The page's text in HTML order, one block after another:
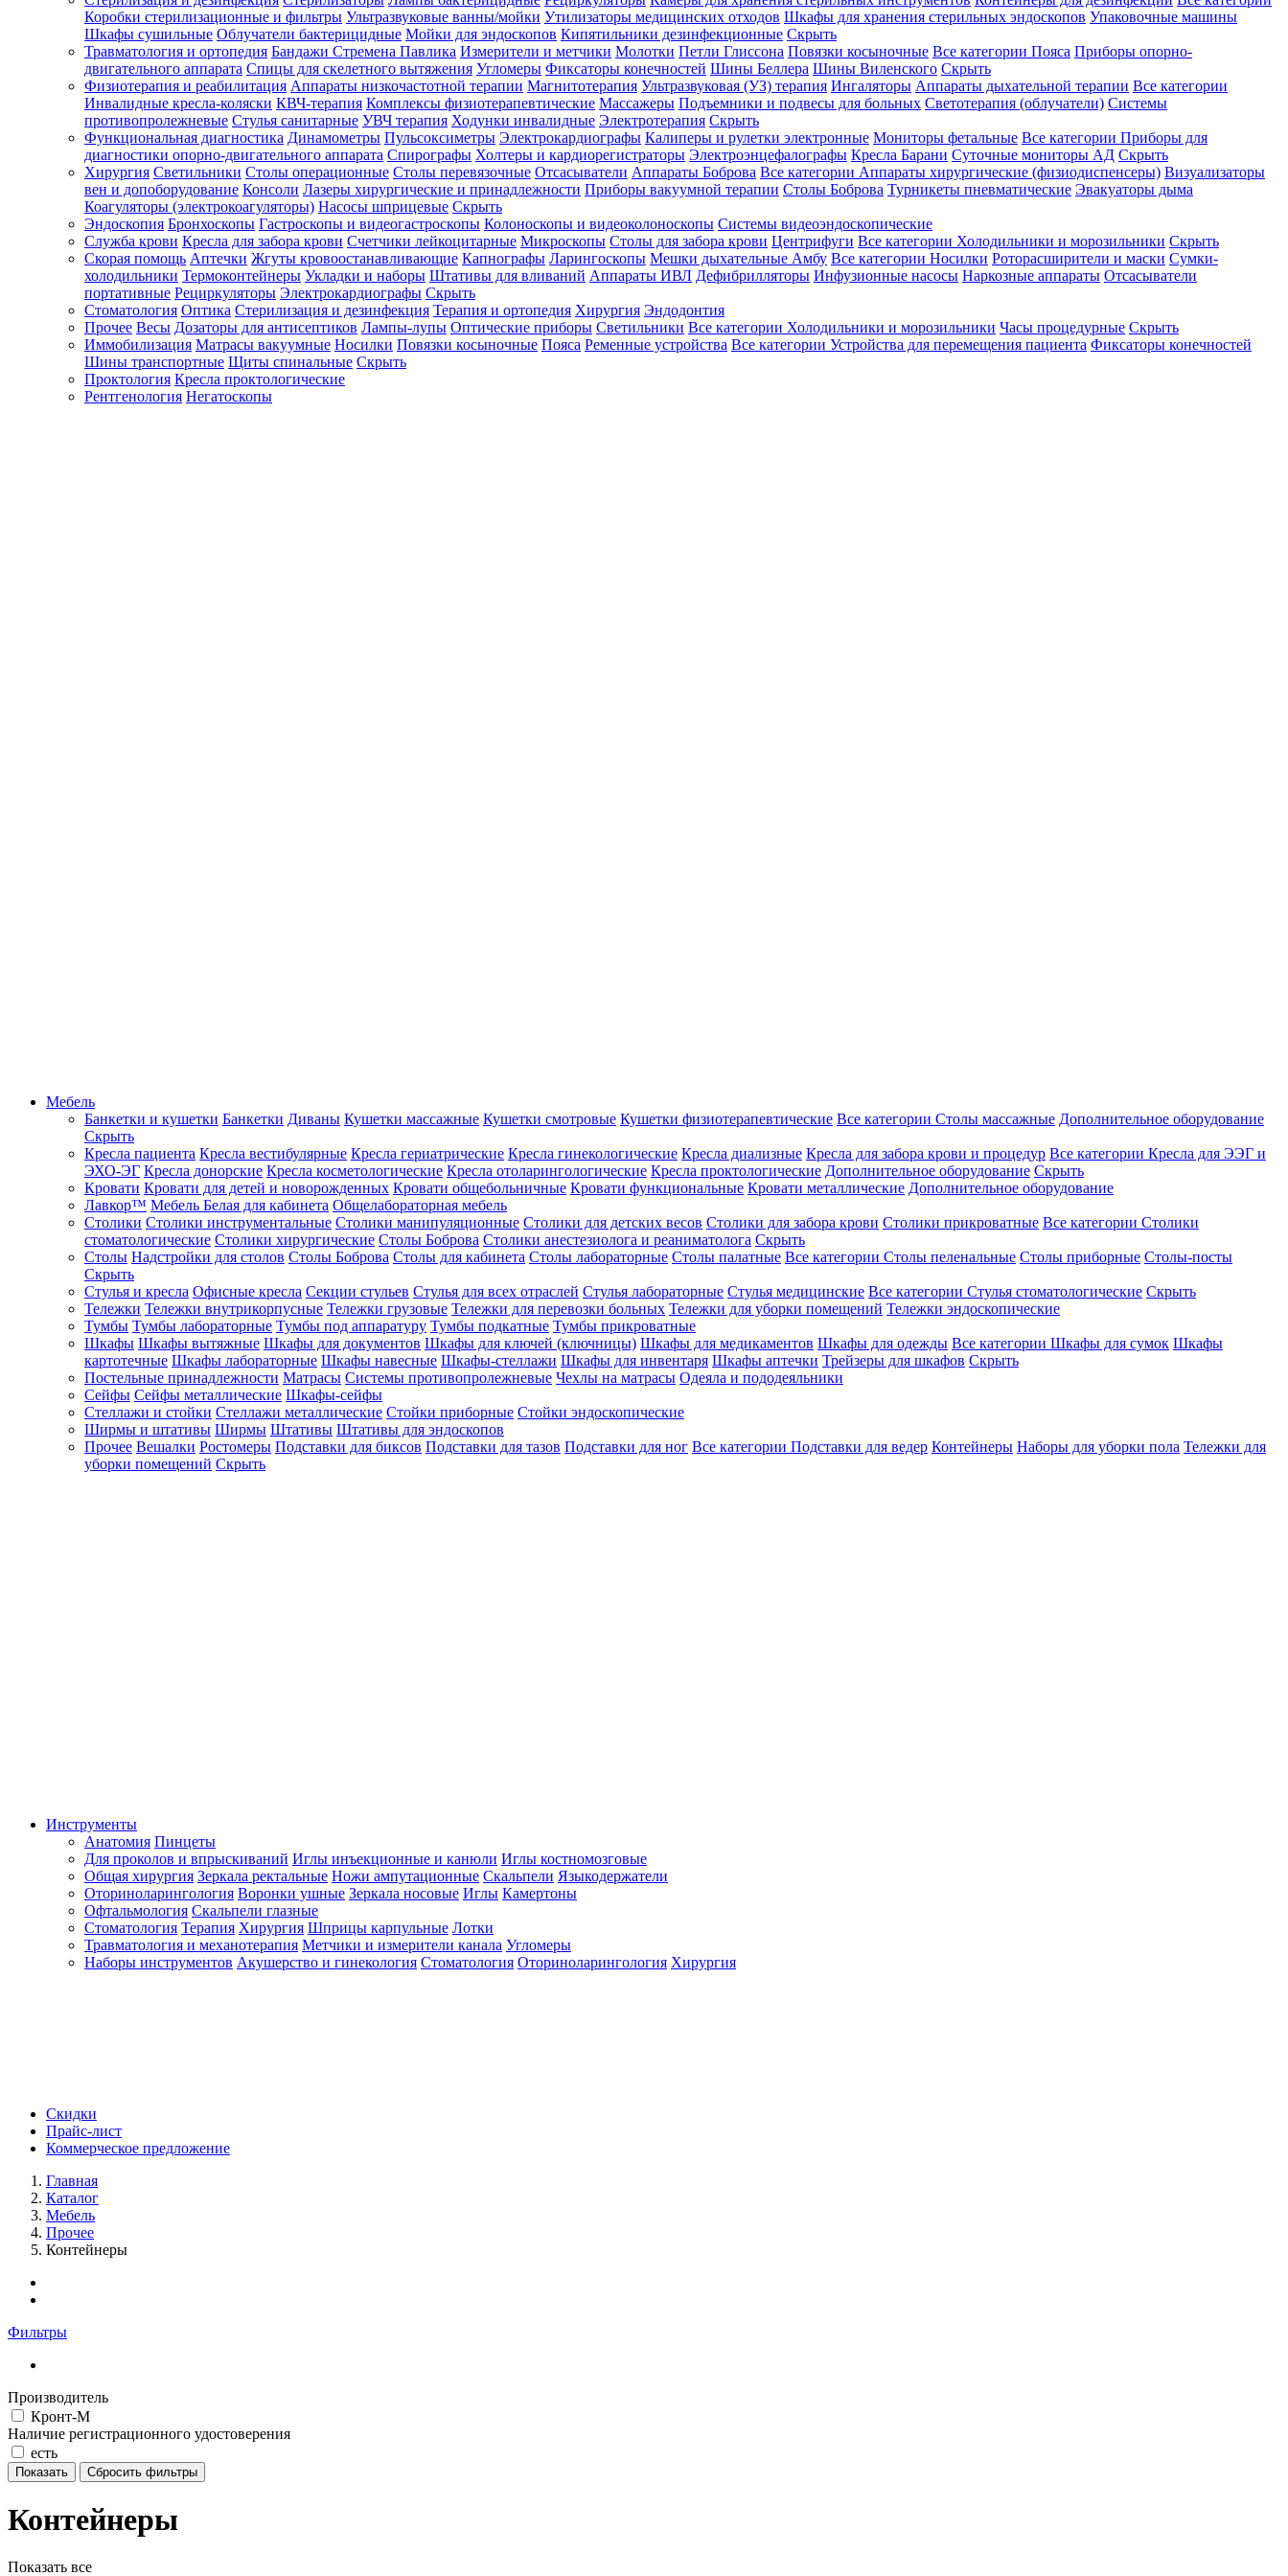
Зарегистрироваться
Зачем
регистрироваться?
Все
покупки
в
одном
месте
Личный
менеджер
Отслеживание
статуса
заказа
Коробки стерилизационные и фильтры Ультразвуковые ванны/мойки Утилизаторы медицинских отходов Шкафы для хранения стерильных эндоскопов Упаковочные машины
Шкафы сушильные Облучатели бактерицидные Мойки для эндоскопов Кипятильники дезинфекционные Скрыть
Травматология и ортопедия Бандажи Стремена Павлика Измерители и метчики Молотки Петли Глиссона Повязки косыночные Все категории Пояса Приборы опорно-
двигательного аппарата Спицы для скелетного вытяжения Угломеры Фиксаторы конечностей Шины Беллера Шины Виленского Скрыть
Физиотерапия и реабилитация Аппараты низкочастотной терапии Магнитотерапия Ультразвуковая (УЗ) терапия Ингаляторы Аппараты дыхательной терапии Все категории
Инвалидные кресла-коляски КВЧ-терапия Комплексы физиотерапевтические Массажеры Подъемники и подвесы для больных Светотерапия (облучатели) Системы
противопролежневые Стулья санитарные УВЧ терапия Ходунки инвалидные Электротерапия Скрыть
Функциональная диагностика Динамометры Пульсоксиметры Электрокардиографы Калиперы и рулетки электронные Мониторы фетальные Все категории Приборы для
диагностики опорно-двигательного аппарата Спирографы Холтеры и кардиорегистраторы Электроэнцефалографы Кресла Барани Суточные мониторы АД Скрыть
Хирургия Светильники Столы операционные Столы перевязочные Отсасыватели Аппараты Боброва Все категории Аппараты хирургические (физиодиспенсеры) Визуализаторы
вен и допоборудование Консоли Лазеры хирургические и принадлежности Приборы вакуумной терапии Столы Боброва Турникеты пневматические Эвакуаторы дыма
Коагуляторы (электрокоагуляторы) Насосы шприцевые Скрыть
Эндоскопия Бронхоскопы Гастроскопы и видеогастроскопы Колоноскопы и видеоколоноскопы Системы видеоэндоскопические
Служба крови Кресла для забора крови Счетчики лейкоцитарные Микроскопы Столы для забора крови Центрифуги Все категории Холодильники и морозильники Скрыть
Скорая помощь Аптечки Жгуты кровоостанавливающие Капнографы Ларингоскопы Мешки дыхательные Амбу Все категории Носилки Роторасширители и маски Сумки-
холодильники Термоконтейнеры Укладки и наборы Штативы для вливаний Аппараты ИВЛ Дефибрилляторы Инфузионные насосы Наркозные аппараты Отсасыватели
портативные Рециркуляторы Электрокардиографы Скрыть
Стоматология Оптика Стерилизация и дезинфекция Терапия и ортопедия Хирургия Эндодонтия
Прочее Весы Дозаторы для антисептиков Лампы-лупы Оптические приборы Светильники Все категории Холодильники и морозильники Часы процедурные Скрыть
Иммобилизация Матрасы вакуумные Носилки Повязки косыночные Пояса Ременные устройства Все категории Устройства для перемещения пациента Фиксаторы конечностей
Шины транспортные Щиты спинальные Скрыть
Проктология Кресла проктологические
Рентгенология Негатоскопы
Мебель
Банкетки и кушетки Банкетки Диваны Кушетки массажные Кушетки смотровые Кушетки физиотерапевтические Все категории Столы массажные Дополнительное оборудование
Скрыть
Кресла пациента Кресла вестибулярные Кресла гериатрические Кресла гинекологические Кресла диализные Кресла для забора крови и процедур Все категории Кресла для ЭЭГ и
ЭХО-ЭГ Кресла донорские Кресла косметологические Кресла отоларингологические Кресла проктологические Дополнительное оборудование Скрыть
Кровати Кровати для детей и новорожденных Кровати общебольничные Кровати функциональные Кровати металлические Дополнительное оборудование
Лавкор™ Мебель Белая для кабинета Общелабораторная мебель
Столики Столики инструментальные Столики манипуляционные Столики для детских весов Столики для забора крови Столики прикроватные Все категории Столики
стоматологические Столики хирургические Столы Боброва Столики анестезиолога и реаниматолога Скрыть
Столы Надстройки для столов Столы Боброва Столы для кабинета Столы лабораторные Столы палатные Все категории Столы пеленальные Столы приборные Столы-посты
Скрыть
Стулья и кресла Офисные кресла Секции стульев Стулья для всех отраслей Стулья лабораторные Стулья медицинские Все категории Стулья стоматологические Скрыть
Тележки Тележки внутрикорпусные Тележки грузовые Тележки для перевозки больных Тележки для уборки помещений Тележки эндоскопические
Тумбы Тумбы лабораторные Тумбы под аппаратуру Тумбы подкатные Тумбы прикроватные
Шкафы Шкафы вытяжные Шкафы для документов Шкафы для ключей (ключницы) Шкафы для медикаментов Шкафы для одежды Все категории Шкафы для сумок Шкафы
картотечные Шкафы лабораторные Шкафы навесные Шкафы-стеллажи Шкафы для инвентаря Шкафы аптечки Трейзеры для шкафов Скрыть
Постельные принадлежности Матрасы Системы противопролежневые Чехлы на матрасы Одеяла и пододеяльники
Сейфы Сейфы металлические Шкафы-сейфы
Стеллажи и стойки Стеллажи металлические Стойки приборные Стойки эндоскопические
Ширмы и штативы Ширмы Штативы Штативы для эндоскопов
Прочее Вешалки Ростомеры Подставки для биксов Подставки для тазов Подставки для ног Все категории Подставки для ведер Контейнеры Наборы для уборки пола Тележки для
уборки помещений Скрыть
Инструменты
Анатомия Пинцеты
Для проколов и впрыскиваний Иглы инъекционные и канюли Иглы костномозговые
Общая хирургия Зеркала ректальные Ножи ампутационные Скальпели Языкодержатели
Оториноларингология Воронки ушные Зеркала носовые Иглы Камертоны
Офтальмология Скальпели глазные
Стоматология Терапия Хирургия Шприцы карпульные Лотки
Травматология и механотерапия Метчики и измерители канала Угломеры
Наборы инструментов Акушерство и гинекология Стоматология Оториноларингология Хирургия
Скидки
Прайс-лист
Коммерческое предложение
Главная
Каталог
Мебель
Прочее
Контейнеры
Фильтры
Производитель
Кронт-М
Наличие регистрационного удостоверения
есть
Контейнеры
Показать все